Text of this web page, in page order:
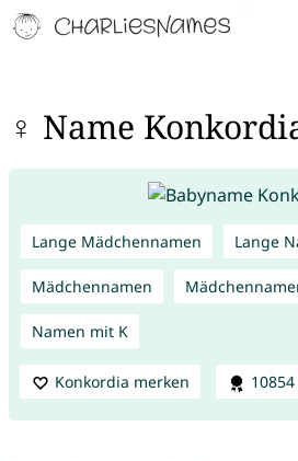
♀ Name
Lange Mädchennamen Lange
Mädchennamen
Namen mit K
Konkordia merken 10854